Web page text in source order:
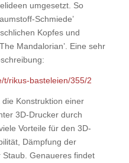
umgesetzt. So
Schmiede’
Kopfes und
Mandalorian’. Eine sehr
t/rikus-basteleien/355/2
Konstruktion einer
3D-Drucker durch
Vorteile für den 3D-
Dämpfung der
Genaueres findet